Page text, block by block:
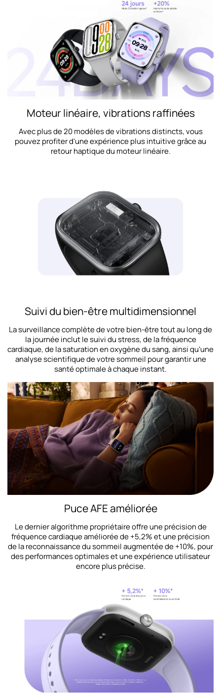
Moteur linéaire, vibrations raffinées
Avec plus de 20 modèles de vibrations distincts, vous
pouvez profiter d'une expérience plus intuitive grâce au
retour haptique du moteur linéaire.
Suivi du bien-être multidimensionnel
La surveillance complète de votre bien-être tout au long de
la journée inclut le suivi du stress, de la fréquence
cardiaque, de la saturation en oxygène du sang, ainsi qu'une
analyse scientifique de votre sommeil pour garantir une
santé optimale à chaque instant.
Puce AFE améliorée
Le dernier algorithme propriétaire offre une précision de
fréquence cardiaque améliorée de +5,2% et une précision
de la reconnaissance du sommeil augmentée de +10%, pour
des performances optimales et une expérience utilisateur
encore plus précise.